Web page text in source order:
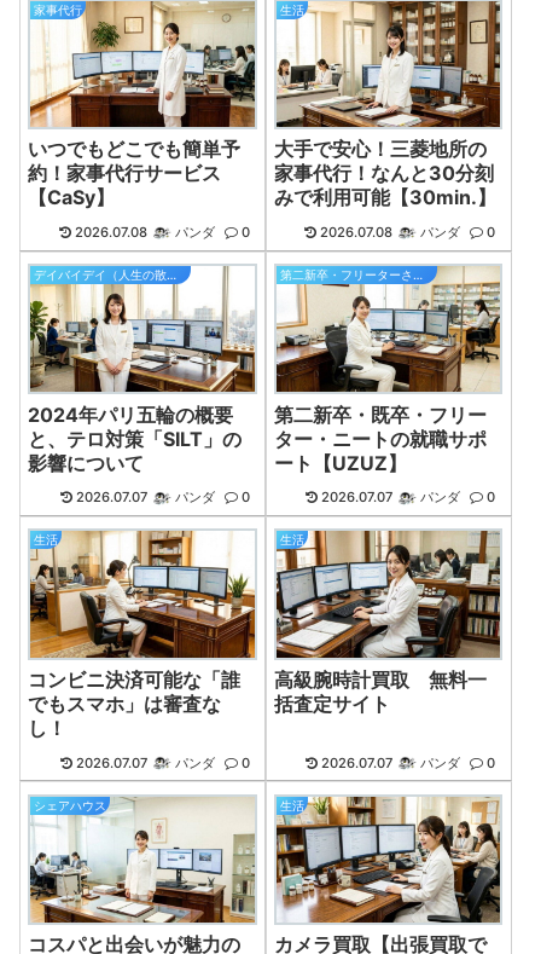
家事代行
いつでもどこでも簡単予
約！家事代行サービス
【CaSy】
2026.07.08 パンダ 0
生活
大手で安心！三菱地所の
家事代行！なんと30分刻
みで利用可能【30min.】
2026.07.08 パンダ 0
デイバイデイ（人生の散歩道）
2024年パリ五輪の概要
と、テロ対策「SILT」の
影響について
2026.07.07 パンダ 0
第二新卒・フリーターさんの就職
第二新卒・既卒・フリー
ター・ニートの就職サポ
ート【UZUZ】
2026.07.07 パンダ 0
生活
コンビニ決済可能な「誰
でもスマホ」は審査な
し！
2026.07.07 パンダ 0
生活
高級腕時計買取 無料一
括査定サイト
2026.07.07 パンダ 0
シェアハウス
コスパと出会いが魅力の
生活
カメラ買取【出張買取で